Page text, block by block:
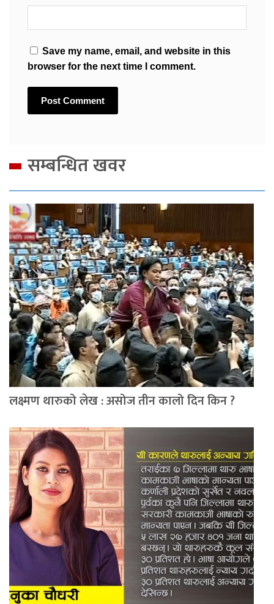
Save my name, email, and website in this
browser for the next time I comment.
सम्बन्धित खवर
लक्ष्मण थारुको लेख : असोज तीन कालो दिन किन ?